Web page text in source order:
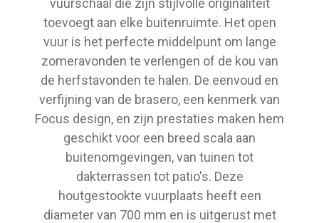
vuurschaal die zijn stijlvolle originaliteit
toevoegt aan elke buitenruimte. Het open
vuur is het perfecte middelpunt om lange
zomeravonden te verlengen of de kou van
de herfstavonden te halen. De eenvoud en
verfijning van de brasero, een kenmerk van
Focus design, en zijn prestaties maken hem
geschikt voor een breed scala aan
buitenomgevingen, van tuinen tot
dakterrassen tot patio's. Deze
houtgestookte vuurplaats heeft een
diameter van 700 mm en is uitgerust met